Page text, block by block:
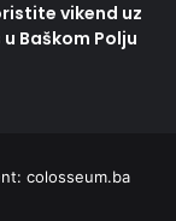
vikend uz
Baškom Polju
colosseum.ba